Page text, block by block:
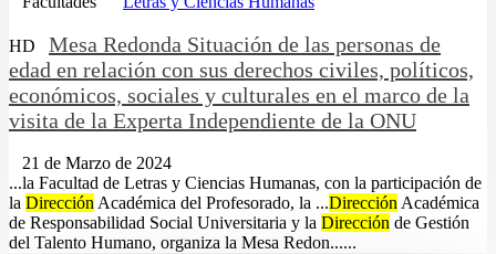
HD
Mesa Redonda Situación de las personas de
edad en relación con sus derechos civiles, políticos,
económicos, sociales y culturales en el marco de la
visita de la Experta Independiente de la ONU
21 de Marzo de 2024
...la Facultad de Letras y Ciencias Humanas, con la participación de
la DirecciónAcadémica del Profesorado, la ...DirecciónAcadémica
de Responsabilidad Social Universitaria y la Dirección de Gestión
del Talento Humano, organiza la Mesa Redon......